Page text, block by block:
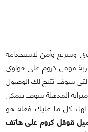
وسريع وآمن لاستخدامه
قوقل كروم على هواوي
سوف تتيح لك الوصول
المذهلة سوف تتمكن
كل ما عليك فعله هو
قوقل كروم على هاتف